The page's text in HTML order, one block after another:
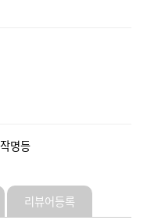
명등
리뷰어등록